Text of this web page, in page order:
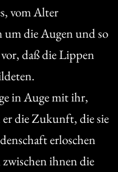
vom Alter
um die Augen und so
daß die Lippen
in Auge mit ihr,
die Zukunft, die sie
erloschen
ihnen die